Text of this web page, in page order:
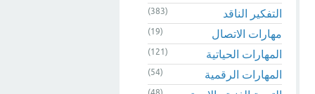
التفكير الناقد (383)
مهارات الاتصال (19)
المهارات الحياتية (121)
المهارات الرقمية (54)